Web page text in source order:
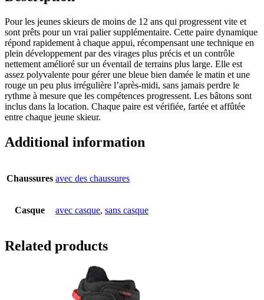
Pour les jeunes skieurs de moins de 12 ans qui progressent vite et
sont prêts pour un vrai palier supplémentaire. Cette paire dynamique
répond rapidement à chaque appui, récompensant une technique en
plein développement par des virages plus précis et un contrôle
nettement amélioré sur un éventail de terrains plus large. Elle est
assez polyvalente pour gérer une bleue bien damée le matin et une
rouge un peu plus irrégulière l’après-midi, sans jamais perdre le
rythme à mesure que les compétences progressent. Les bâtons sont
inclus dans la location. Chaque paire est vérifiée, fartée et affûtée
entre chaque jeune skieur.
Additional information
Chaussures avec des chaussures
Casque avec casque, sans casque
Related products